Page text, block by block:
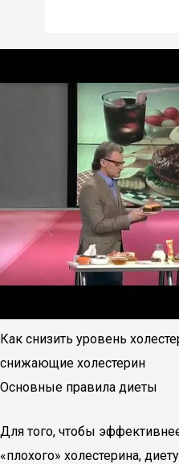
Как снизить уровень
снижающие холестерин
Основные правила диеты
Для того, чтобы
«плохого» холестерина,